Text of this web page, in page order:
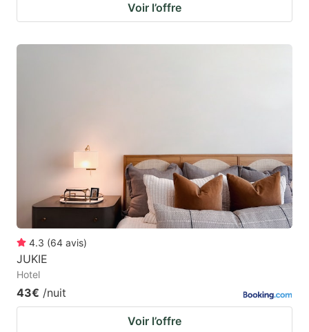
Voir l’offre
4.3 (64 avis)
JUKIE
Hotel
43€ /nuit
Voir l’offre